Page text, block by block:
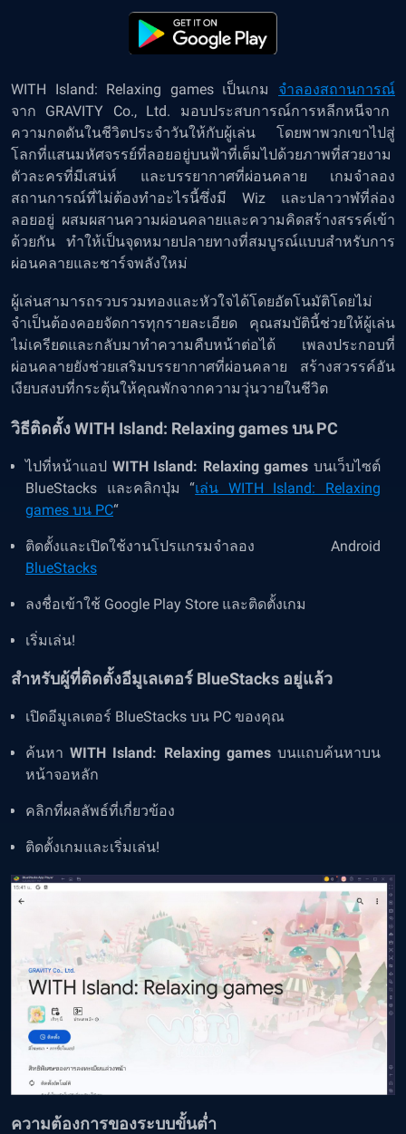
WITH Island: Relaxing gamesเป็นเกม จำลองสถานการณ์
จาก GRAVITY Co., Ltd. มอบประสบการณ์การหลีกหนีจาก
ความกดดันในชีวิตประจำวันให้กับผู้เล่น โดยพาพวกเขาไปสู่
โลกที่แสนมหัศจรรย์ที่ลอยอยู่บนฟ้าที่เต็มไปด้วยภาพที่สวยงาม
ตัวละครที่มีเสน่ห์ และบรรยากาศที่ผ่อนคลาย เกมจำลอง
สถานการณ์ที่ไม่ต้องทำอะไรนี้ซึ่งมี Wiz และปลาวาฬที่ล่อง
ลอยอยู่ ผสมผสานความผ่อนคลายและความคิดสร้างสรรค์เข้า
ด้วยกัน ทำให้เป็นจุดหมายปลายทางที่สมบูรณ์แบบสำหรับการ
ผ่อนคลายและชาร์จพลังใหม่
ผู้เล่นสามารถรวบรวมทองและหัวใจได้โดยอัตโนมัติโดยไม่
จำเป็นต้องคอยจัดการทุกรายละเอียด คุณสมบัตินี้ช่วยให้ผู้เล่น
ไม่เครียดและกลับมาทำความคืบหน้าต่อได้ เพลงประกอบที่
ผ่อนคลายยังช่วยเสริมบรรยากาศที่ผ่อนคลาย สร้างสวรรค์อัน
เงียบสงบที่กระตุ้นให้คุณพักจากความวุ่นวายในชีวิต
วิธีติดตั้ง WITH Island: Relaxing games บน PC
ไปที่หน้าแอป WITH Island: Relaxing games บนเว็บไซต์
BlueStacks และคลิกปุ่ม “เล่น WITH Island: Relaxing
games บน PC“
ติดตั้งและเปิดใช้งานโปรแกรมจำลอง Android
BlueStacks
ลงชื่อเข้าใช้ Google Play Store และติดตั้งเกม
เริ่มเล่น!
สำหรับผู้ที่ติดตั้งอีมูเลเตอร์ BlueStacks อยู่แล้ว
เปิดอีมูเลเตอร์ BlueStacks บน PC ของคุณ
ค้นหาWITH Island: Relaxing gamesบนแถบค้นหาบน
หน้าจอหลัก
คลิกที่ผลลัพธ์ที่เกี่ยวข้อง
ติดตั้งเกมและเริ่มเล่น!
ความต้องการของระบบขั้นต่ำ